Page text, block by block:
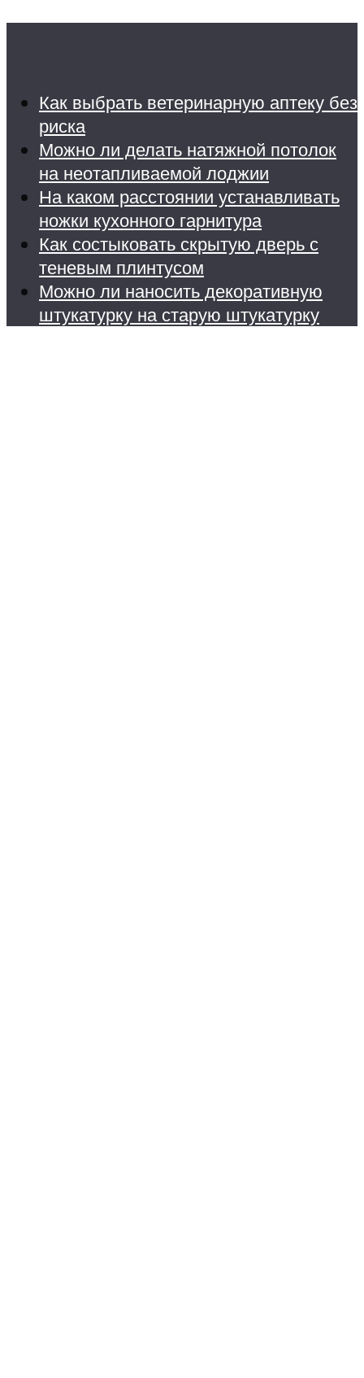
Как выбрать ветеринарную аптеку без
риска
Можно ли делать натяжной потолок
на неотапливаемой лоджии
На каком расстоянии устанавливать
ножки кухонного гарнитура
Как состыковать скрытую дверь с
теневым плинтусом
Можно ли наносить декоративную
штукатурку на старую штукатурку